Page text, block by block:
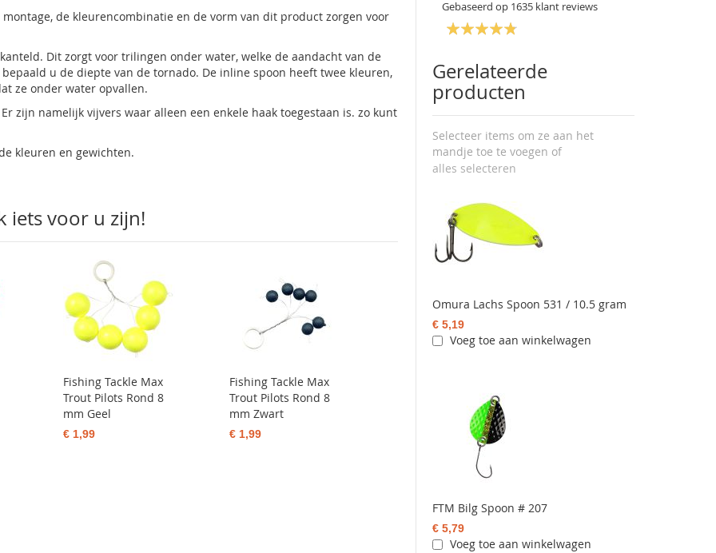
Gebaseerd op 1635 klant reviews
Gerelateerde
producten
Selecteer items om ze aan het
mandje toe te voegen of
alles selecteren
Omura Lachs Spoon 531 / 10.5 gram
€ 5,19
Voeg toe aan winkelwagen
FTM Bilg Spoon # 207
€ 5,79
Voeg toe aan winkelwagen
de kleurencombinatie en de vorm van dit product zorgen voor
Dit zorgt voor trilingen onder water, welke de aandacht van de
u de diepte van de tornado. De inline spoon heeft twee kleuren,
ze onder water opvallen.
zijn namelijk vijvers waar alleen een enkele haak toegestaan is. zo kunt
kleuren en gewichten.
iets voor u zijn!
Fishing Tackle Max
Trout Pilots Rond 8
mm Geel
€ 1,99
Fishing Tackle Max
Trout Pilots Rond 8
mm Zwart
€ 1,99